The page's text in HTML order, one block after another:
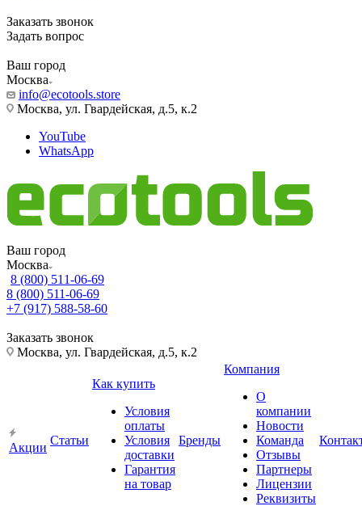
Заказать звонок
Задать вопрос
Ваш город
Москва
info@ecotools.store
Москва, ул. Гвардейская, д.5, к.2
YouTube
WhatsApp
Ваш город
Москва
8 (800) 511-06-69
8 (800) 511-06-69
+7 (917) 588-58-60
Заказать звонок
Москва, ул. Гвардейская, д.5, к.2
Акции
Статьи
Как купить
Условия
оплаты
Условия
доставки
Гарантия
на товар
Бренды
Компания
О
компании
Новости
Команда
Отзывы
Партнеры
Лицензии
Реквизиты